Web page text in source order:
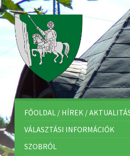
FŐOLDAL / HÍREK /
VÁLASZTÁSI INFORMÁCIÓK
SZOBRÓL